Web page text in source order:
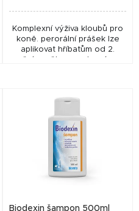
Komplexní výživa kloubů pro
koně. perorální prášek lze
aplikovat hříbatům od 2.
měsíce věku, sportovním a
Biodexin šampon 500ml